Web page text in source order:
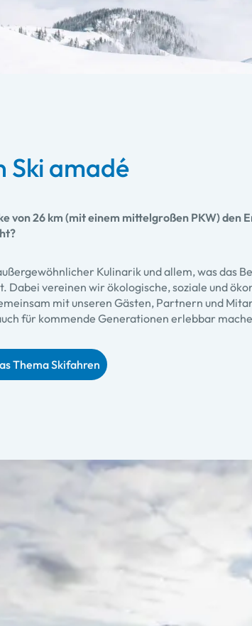
Ski amadé
von 26 km (mit einem mittelgroßen PKW) den
Kulinarik und allem, was das
Dabei vereinen wir ökologische, soziale und
mit unseren Gästen, Partnern und
für kommende Generationen erlebbar
Thema Skifahren